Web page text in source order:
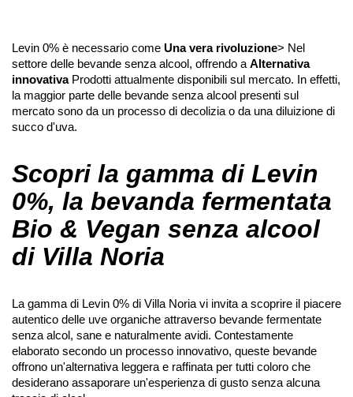
Levin 0% è necessario come Una vera rivoluzione> Nel
settore delle bevande senza alcool, offrendo a Alternativa
innovativaProdotti attualmente disponibili sul mercato. In effetti,
la maggior parte delle bevande senza alcool presenti sul
mercato sono da un processo di decolizia o da una diluizione di
succo d'uva.
Scopri la gamma di Levin
0%, la bevanda fermentata
Bio & Vegan senza alcool
di Villa Noria
La gamma di Levin 0% di Villa Noria vi invita a scoprire il piacere
autentico delle uve organiche attraverso bevande fermentate
senza alcol, sane e naturalmente avidi. Contestamente
elaborato secondo un processo innovativo, queste bevande
offrono un'alternativa leggera e raffinata per tutti coloro che
desiderano assaporare un'esperienza di gusto senza alcuna